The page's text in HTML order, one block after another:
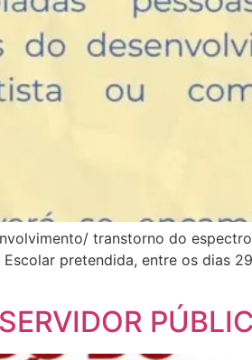
transtorno do
pretendida, entre os dias